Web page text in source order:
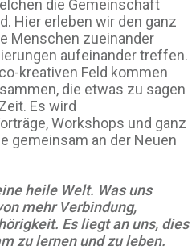
die Gemeinschaft
Hier erleben wir den ganz
Menschen zueinander
aufeinander treffen.
kreativen Feld kommen
die etwas zu sagen
Es wird
Workshops und ganz
gemeinsam an der Neuen
heile Welt. Was uns
mehr Verbindung,
Es liegt an uns, dies
zu lernen und zu leben.